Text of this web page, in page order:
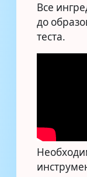
Все
до
теста.